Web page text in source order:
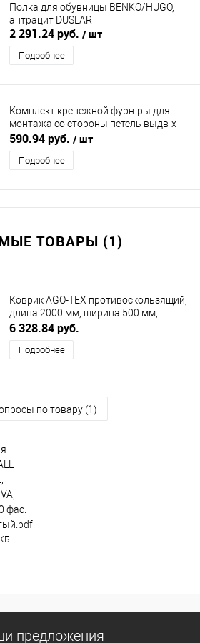
Полка для обувницы BENKO/HUGO,
антрацит DUSLAR
2 291.24 руб. / шт
Подробнее
Комплект крепежной фурн-ры для
монтажа со стороны петель выдв-х
сис-м
BENKO/SIDE/MARCO/STIVA/GINNY
DUSLAR
590.94 руб. / шт
Подробнее
ТОВАРЫ (1)
Коврик AGO-TEX противоскользящий,
длина 2000 мм, ширина 500 мм,
толщина 1.2, антрацит AGOFORM
(АГОФОРМ)
6 328.84 руб.
Подробнее
по товару (1)
фас.
предложения